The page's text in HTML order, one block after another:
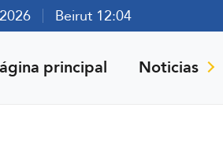
Beirut 12:04
principal Noticias